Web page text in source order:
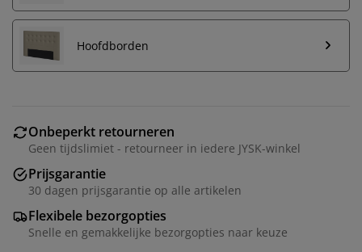
Hoofdborden
Onbeperkt retourneren
Geen tijdslimiet - retourneer in iedere JYSK-winkel
Prijsgarantie
30 dagen prijsgarantie op alle artikelen
Flexibele bezorgopties
Snelle en gemakkelijke bezorgopties naar keuze